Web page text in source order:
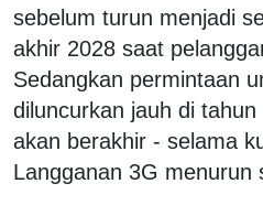
sebelum turun menjadi
akhir 2028 saat
Sedangkan permintaan
diluncurkan jauh di
akan berakhir - selama
Langganan 3G menurun